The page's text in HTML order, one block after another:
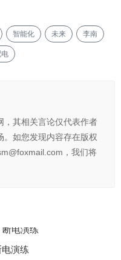
智能化 未来 李南
电
，其相关言论仅代表作者
。如您发现内容存在版权
，我们将
演练